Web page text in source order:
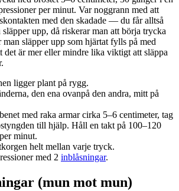
per minut. Var noggrann med att
med den skadade — du får alltså
upp, då riskerar man att börja trycka
släpper upp som hjärtat fylls på med
det är mer eller mindre lika viktigt att släppa
ligger plant på rygg.
den ena ovanpå den andra, mitt på
med raka armar cirka 5–6 centimeter, tag
till hjälp. Håll en takt på 100–120
minut.
helt mellan varje tryck.
med 2 inblåsningar.
(mun mot mun)